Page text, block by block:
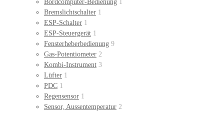
Bordcomputer-Bedienung 1
Bremslichtschalter 1
ESP-Schalter 1
ESP-Steuergerät 1
Fensterheberbedienung 9
Gas-Potentiometer 2
Kombi-Instrument 3
Lüfter 1
PDC 1
Regensensor 1
Sensor, Aussentemperatur 2